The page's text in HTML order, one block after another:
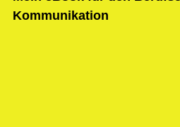
Kommunikation